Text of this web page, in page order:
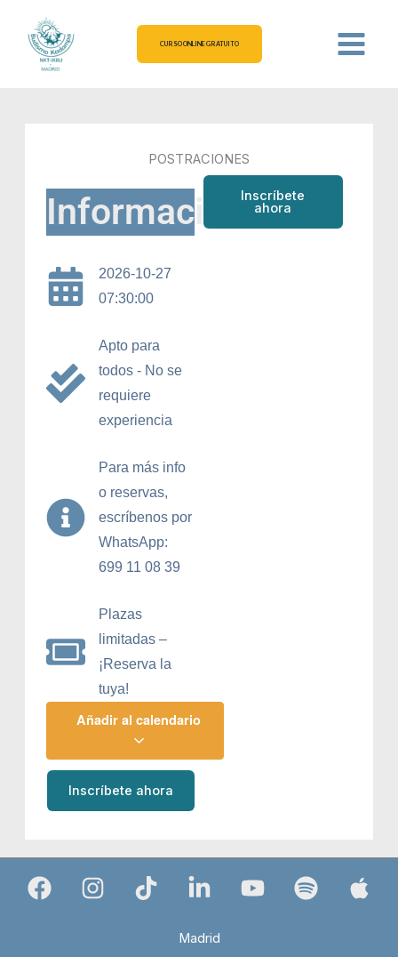
contenido
CURSO ONLINE GRATUITO
POSTRACIONES
Información
2026-10-27
07:30:00
Apto para
todos - No se
requiere
experiencia
Para más info
o reservas,
escríbenos por
WhatsApp:
699 11 08 39
Plazas
limitadas –
¡Reserva la
tuya!
Inscríbete ahora
Inscríbete
ahora
Madrid